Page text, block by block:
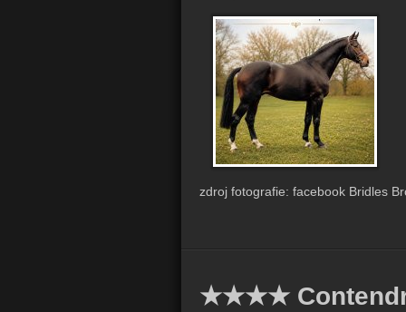
zdroj fotografie: facebook Bridles
★★★★